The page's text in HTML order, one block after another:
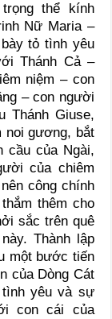
thể kính
Nữ Maria –
tỏ tình yêu
Thánh Cả –
niệm – con
– con người
Thánh Giuse,
noi gương, bắt
cầu của Ngài,
của chiêm
công chính
thêm cho
sắc trên quê
Thành lập
một bước tiến
của Dòng Cát
tình yêu và sự
con cái của